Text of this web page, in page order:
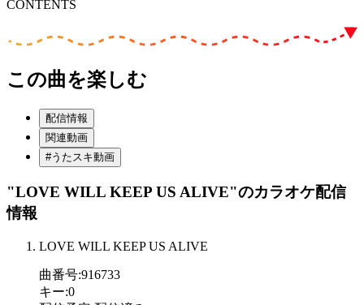
CONTENTS
この曲を楽しむ
配信情報
関連動画
#うたスキ動画
"LOVE WILL KEEP US ALIVE"のカラオケ配信
情報
LOVE WILL KEEP US ALIVE
曲番号:916733
キー:0